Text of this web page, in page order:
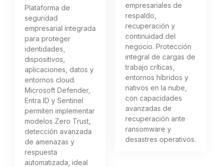
Plataforma de
seguridad
empresarial integrada
para proteger
identidades,
dispositivos,
aplicaciones, datos y
entornos cloud.
Microsoft Defender,
Entra ID y Sentinel
permiten implementar
modelos Zero Trust,
detección avanzada
de amenazas y
respuesta
automatizada, ideal
empresariales de
respaldo,
recuperación y
continuidad del
negocio. Protección
integral de cargas de
trabajo críticas,
entornos híbridos y
nativos en la nube,
con capacidades
avanzadas de
recuperación ante
ransomware y
desastres operativos.